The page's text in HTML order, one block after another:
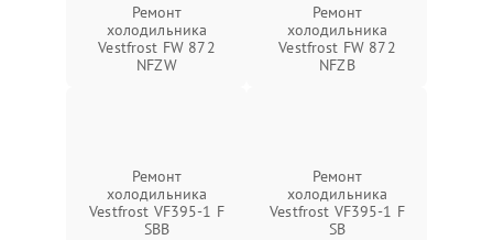
Ремонт
холодильника
Vestfrost FW 872
NFZW
Ремонт
холодильника
Vestfrost FW 872
NFZВ
Ремонт
холодильника
Vestfrost VF395-1 F
SBB
Ремонт
холодильника
Vestfrost VF395-1 F
SB